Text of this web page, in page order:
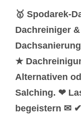
🥇 Spodarek-
Dachreiniger
★
Alternativen
Salching. ❤
begeistern ✉